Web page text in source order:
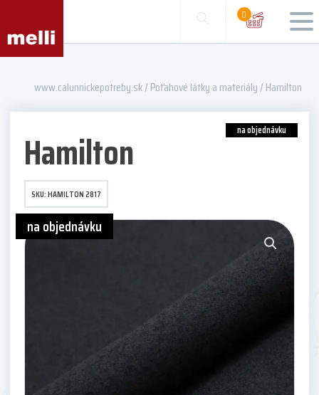
0
www.calunnickepotreby.sk/ Poťahové látky a materiály/ Hamilton
Hamilton
SKU:HAMILTON 2817
na objednávku
na objednávku